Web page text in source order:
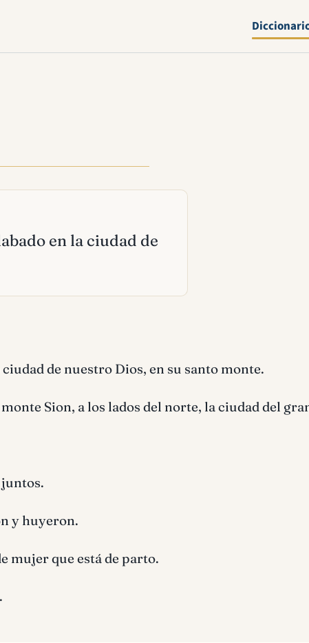
en la ciudad de
de nuestro Dios, en su santo monte.
Sion, a los lados del norte, la ciudad del
y huyeron.
mujer que está de parto.